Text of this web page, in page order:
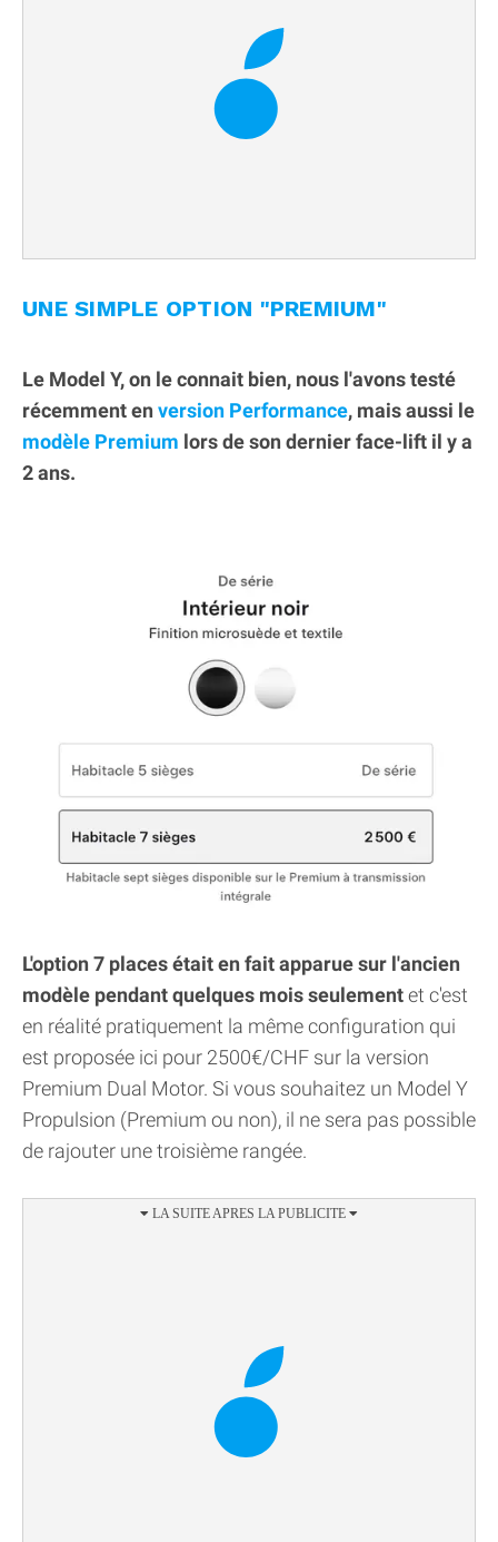
UNE SIMPLE OPTION "PREMIUM"
Le Model Y, on le connait bien, nous l'avons testé
récemment en version Performance, mais aussi le
modèle Premium lors de son dernier face-lift il y a
2 ans.
L'option 7 places était en fait apparue sur l'ancien
modèle pendant quelques mois seulementet c'est
en réalité pratiquement la même configuration qui
est proposée ici pour 2500€/CHF sur la version
Premium Dual Motor. Si vous souhaitez un Model Y
Propulsion (Premium ou non), il ne sera pas possible
de rajouter une troisième rangée.